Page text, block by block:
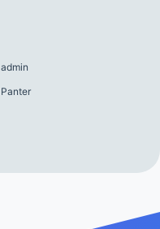
admin
Panter